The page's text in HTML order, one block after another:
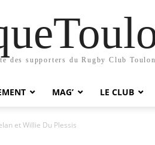
des supporters du Rugby Club
MAG’ LE CLUB
et Willie Du Plessis